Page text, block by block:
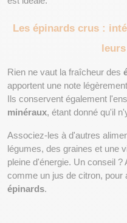
Les épinards crus :
Rien ne vaut la fraîcheur des
apportent une note
Ils conservent également
minéraux, étant donné qu'il
Associez-les à d'autres
légumes, des graines et une
pleine d'énergie. Un conseil ?
comme un jus de citron, pour
épinards.